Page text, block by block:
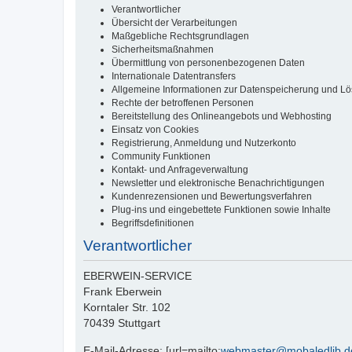
Verantwortlicher
Übersicht der Verarbeitungen
Maßgebliche Rechtsgrundlagen
Sicherheitsmaßnahmen
Übermittlung von personenbezogenen Daten
Internationale Datentransfers
Allgemeine Informationen zur Datenspeicherung und
Rechte der betroffenen Personen
Bereitstellung des Onlineangebots und Webhosting
Einsatz von Cookies
Registrierung, Anmeldung und Nutzerkonto
Community Funktionen
Kontakt- und Anfrageverwaltung
Newsletter und elektronische Benachrichtigungen
Kundenrezensionen und Bewertungsverfahren
Plug-ins und eingebettete Funktionen sowie Inhalte
Begriffsdefinitionen
Verantwortlicher
EBERWEIN-SERVICE
Frank Eberwein
Korntaler Str. 102
70439 Stuttgart